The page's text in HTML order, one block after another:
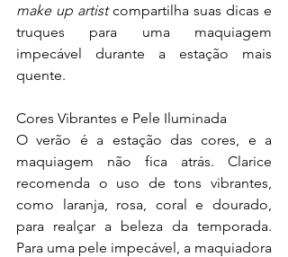
make up artist compartilha suas dicas e
truques para uma maquiagem
impecável durante a estação mais
quente.
Cores Vibrantes e Pele Iluminada
O verão é a estação das cores, e a
maquiagem não fica atrás. Clarice
recomenda o uso de tons vibrantes,
como laranja, rosa, coral e dourado,
para realçar a beleza da temporada.
Para uma pele impecável, a maquiadora